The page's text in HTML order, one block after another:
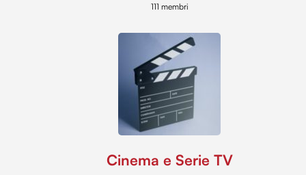
111 membri
Cinema e Serie TV